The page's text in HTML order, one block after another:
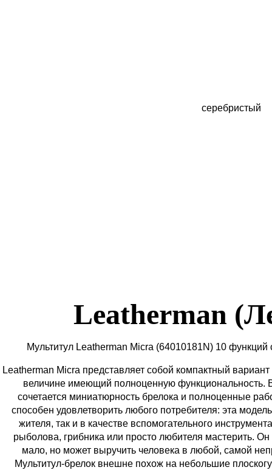
Leatherman
Мультитул Leatherman Micra (64010181N) 10
Leatherman Micra представляет собой компактный
величине имеющий полноценную
сочетается миниатюрность брелока и полноценные
способен удовлетворить любого потребителя: эта
жителя, так и в качестве вспомогательного
рыболова, грибника или просто любителя мастерить.
мало, но может выручить человека в любой, самой
Мультитул-брелок внешне похож на небольшие